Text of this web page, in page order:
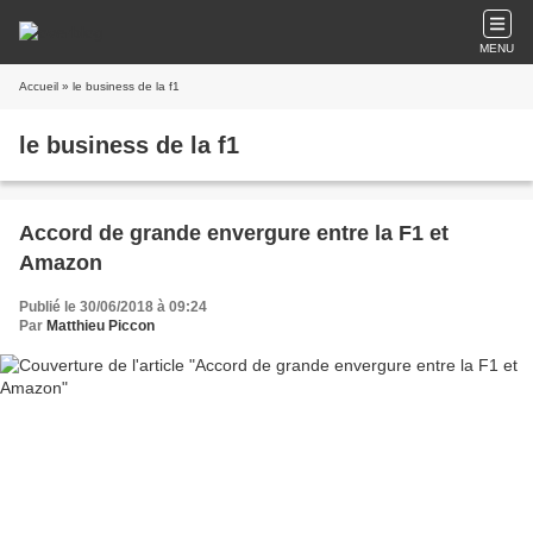
MENU
Accueil » le business de la f1
le business de la f1
Accord de grande envergure entre la F1 et
Amazon
Publié le 30/06/2018 à 09:24
Par Matthieu Piccon